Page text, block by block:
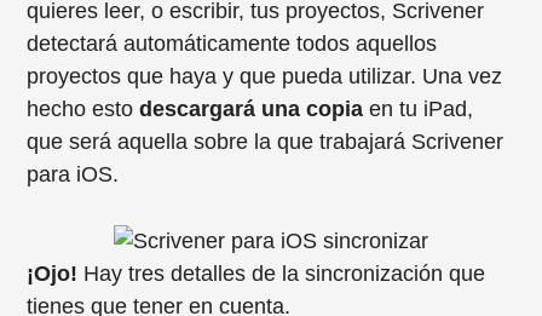
quieres leer, o escribir, tus proyectos, Scrivener
detectará automáticamente todos aquellos
proyectos que haya y que pueda utilizar. Una vez
hecho estodescargará una copia en tu iPad,
que será aquella sobre la que trabajará Scrivener
para iOS.
¡Ojo! Hay tres detalles de la sincronización que
tienes que tener en cuenta.